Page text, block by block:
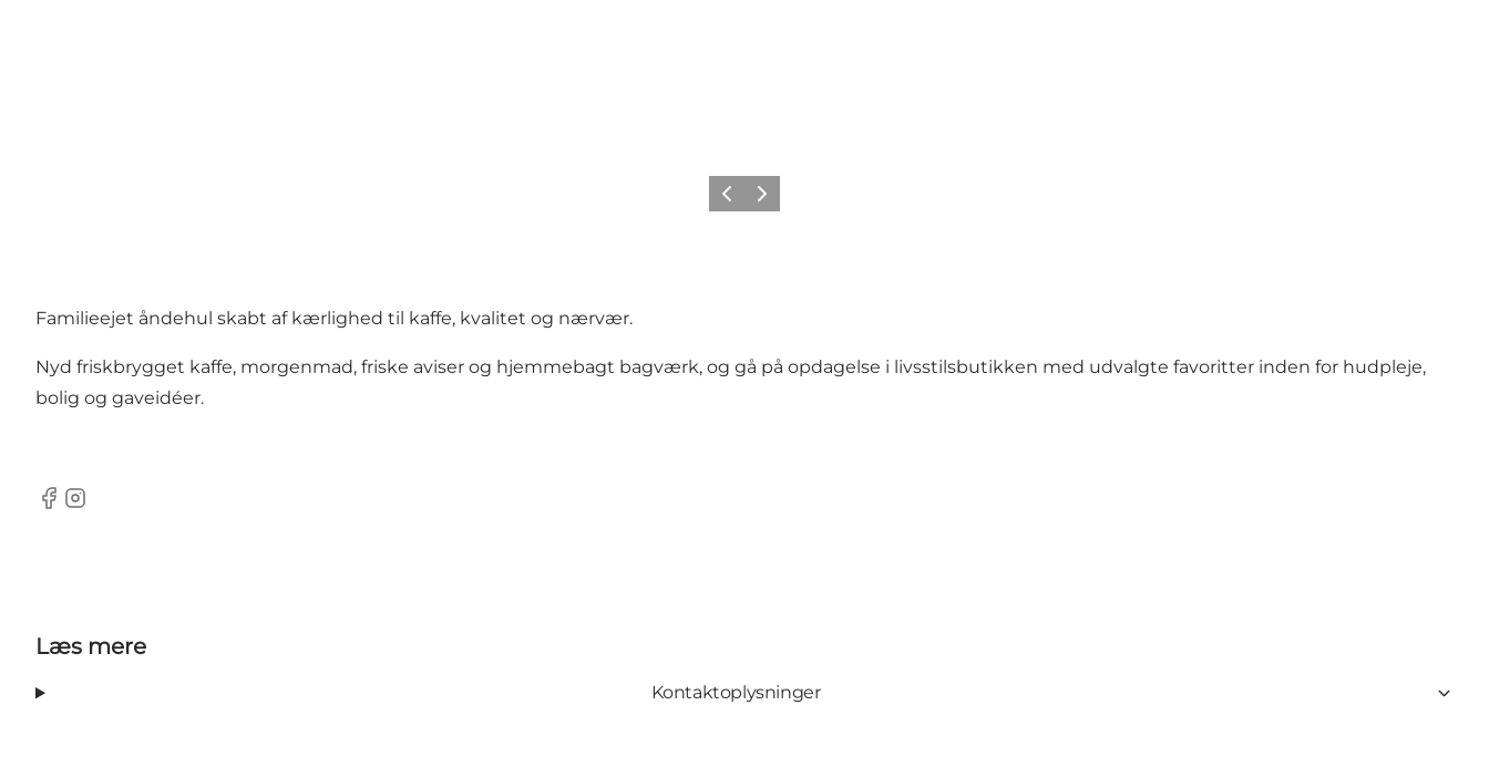
Forrige billede
Næste billede
Familieejet åndehul skabt af kærlighed til kaffe, kvalitet og nærvær.
Nyd friskbrygget kaffe, morgenmad, friske aviser og hjemmebagt bagværk, og gå på opdagelse i livsstilsbutikken med udvalgte favoritter inden for hudpleje,
bolig og gaveidéer.
Facebook
Instagram
Læs mere
Kontaktoplysninger